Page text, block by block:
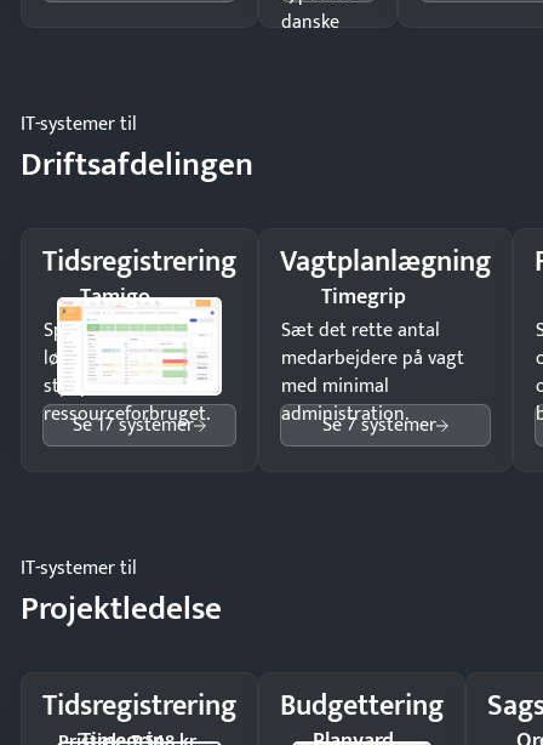
danske
IT-systemer til
Driftsafdelingen
Tidsregistrering
Tamigo
Spar tid på
lønberegning og få
styr på
ressourceforbruget.
Se 17 systemer
Vagtplanlægning
Timegrip
Sæt det rette antal
medarbejdere på vagt
med minimal
administration.
Se 7 systemer
IT-systemer til
Projektledelse
Tidsregistrering Budgettering